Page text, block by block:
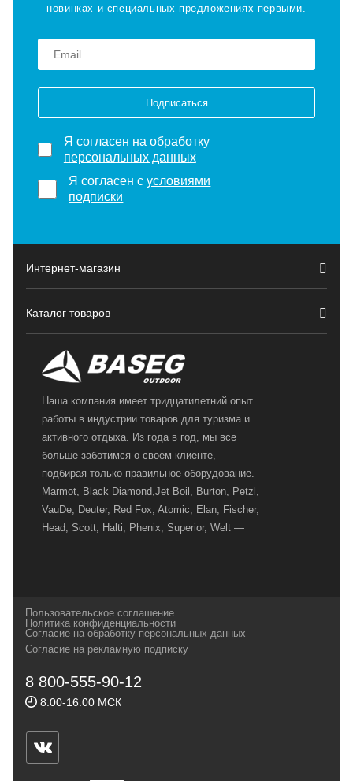
новинках и специальных предложениях первыми.
Подписаться
Я согласен на обработку
персональных данных
Я согласен сусловиями
подписки
Интернет-магазин
Каталог товаров
Наша компания имеет тридцатилетний опыт
работы в индустрии товаров для туризма и
активного отдыха. Из года в год, мы все
больше заботимся о своем клиенте,
подбирая только правильное оборудование.
Marmot, Black Diamond,Jet Boil, Burton, Petzl,
VauDe, Deuter, Red Fox, Atomic, Elan, Fischer,
Head, Scott, Halti, Phenix, Superior, Welt —
и взыскательных путешественников,
спортсменов и отдыхающих.
Геннадьевич
ИНН 590300057023 ОГРН 304590319000121
ул.Советская, 25, магазин Басег.
Тел./факс (342) 2101242
Пользовательское соглашение
Политика конфиденциальности
Согласие на обработку персональных данных
Согласие на рекламную подписку
8 800-555-90-12
8:00-16:00 МСК